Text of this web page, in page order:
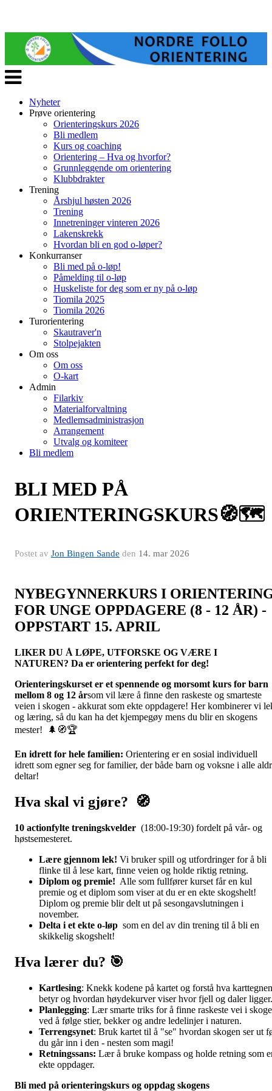
Veksle
navigasjon
Nyheter
Prøve orientering
Orienteringskurs 2026
Bli medlem
Kurs og coaching
Orientering – Hva og hvorfor?
Grunnleggende om orientering
Klubbdrakter
Trening
Årshjul høsten 2026
Trening
Innetreninger vinteren 2026
Lakenskrekk
Hvordan bli en god o-løper?
Konkurranser
Bli med på o-løp!
Påmelding til o-løp
Huskeliste for deg som er ny på o-løp
Tiomila 2025
Tiomila 2026
Turorientering
Skautraver'n
Stolpejakten
Om oss
Om oss
O-kart
Admin
Filarkiv
Materialforvaltning
Medlemsadministrasjon
Arrangement
Utvalg og komiteer
Bli medlem
BLI MED PÅ
ORIENTERINGSKURS🧭🗺️
Postet av Jon Bingen Sande den 14. mar 2026
NYBEGYNNERKURS I
FOR UNGE OPPDAGERE (8 - 12 ÅR) -
OPPSTART 15. APRIL
LIKER DU Å LØPE, UTFORSKE OG VÆRE I
NATUREN? Da er orientering perfekt for deg!
Orienteringskurset er et spennende og morsomt kurs for barn
mellom 8 og 12 årsom vil lære å finne den raskeste og smarteste
veien i skogen - akkurat som ekte oppdagere! Her kombinerer vi
og læring, så du kan ha det kjempegøy mens du blir en skogens
mester! 🌲🧭🏆
En idrett for hele familien: Orientering er en sosial individuell
idrett som egner seg for familier, der både barn og voksne i alle
deltar!
Hva skal vi gjøre? 🧭
10 actionfylte treningskvelder (18:00-19:30) fordelt på vår- og
høstsemesteret.
Lære gjennom lek! Vi bruker spill og utfordringer for å bli
flinke til å lese kart, finne veien og holde riktig retning.
Diplom og premie! Alle som fullfører kurset får en kul
premie og et diplom som viser at du er en ekte skogshelt!
Diplom og premie blir delt ut på sesongavslutningen i
november.
Delta i et ekte o-løp som en del av din trening til å bli en
skikkelig skogshelt!
Hva lærer du? 🎯
Kartlesing: Knekk kodene på kartet og forstå hva
betyr og hvordan høydekurver viser hvor fjell og daler ligger.
Planlegging: Lær smarte triks for å finne raskeste vei i
ved å følge stier, bekker og andre ledelinjer i naturen.
Terrengsynet: Bruk kartet til å "se" hvordan skogen ser ut
du går inn i den - nesten som magi!
Retningssans: Lær å bruke kompass og holde retning som
ekte oppdager.
Bli med på orienteringskurs og oppdag skogens